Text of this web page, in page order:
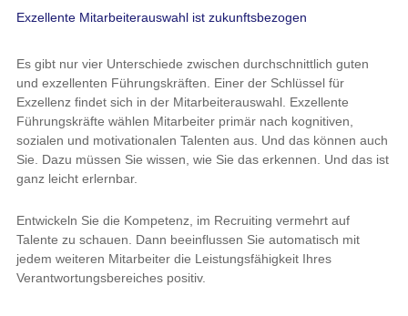
Exzellente Mitarbeiterauswahl ist zukunftsbezogen
Es gibt nur vier Unterschiede zwischen durchschnittlich guten
und exzellenten Führungskräften. Einer der Schlüssel für
Exzellenz findet sich in der Mitarbeiterauswahl. Exzellente
Führungskräfte wählen Mitarbeiter primär nach kognitiven,
sozialen und motivationalen Talenten aus. Und das können auch
Sie. Dazu müssen Sie wissen, wie Sie das erkennen. Und das ist
ganz leicht erlernbar.
Entwickeln Sie die Kompetenz, im Recruiting vermehrt auf
Talente zu schauen. Dann beeinflussen Sie automatisch mit
jedem weiteren Mitarbeiter die Leistungsfähigkeit Ihres
Verantwortungsbereiches positiv.